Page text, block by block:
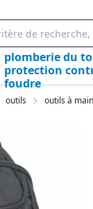
plomberie du
protection
foudre
outils outils à main